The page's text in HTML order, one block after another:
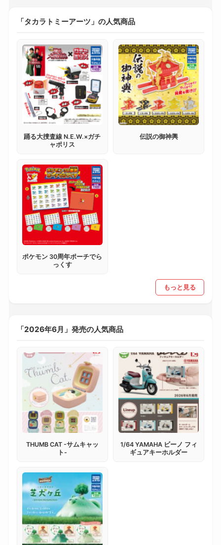
「タカラトミーアーツ」の人気商品
踊る大捜査線 N.E.W.×ガチ
ャポリス
伝説の御神輿
ポケモン 30周年ポーチでら
っくす
もっと見る
「2026年6月」発売の人気商品
THUMB CAT -サムキャッ
ト-
1/64 YAMAHA ビーノ フィ
ギュアキーホルダー